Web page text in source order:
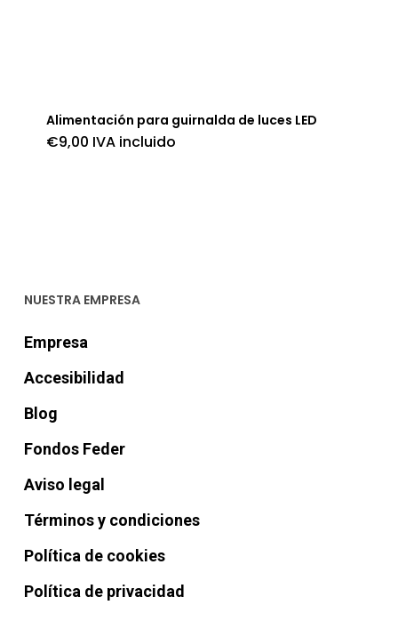
Alimentación para guirnalda de luces LED
€9,00 IVA incluido
NUESTRA EMPRESA
Empresa
Accesibilidad
Blog
Fondos Feder
Aviso legal
Términos y condiciones
Política de cookies
Política de privacidad